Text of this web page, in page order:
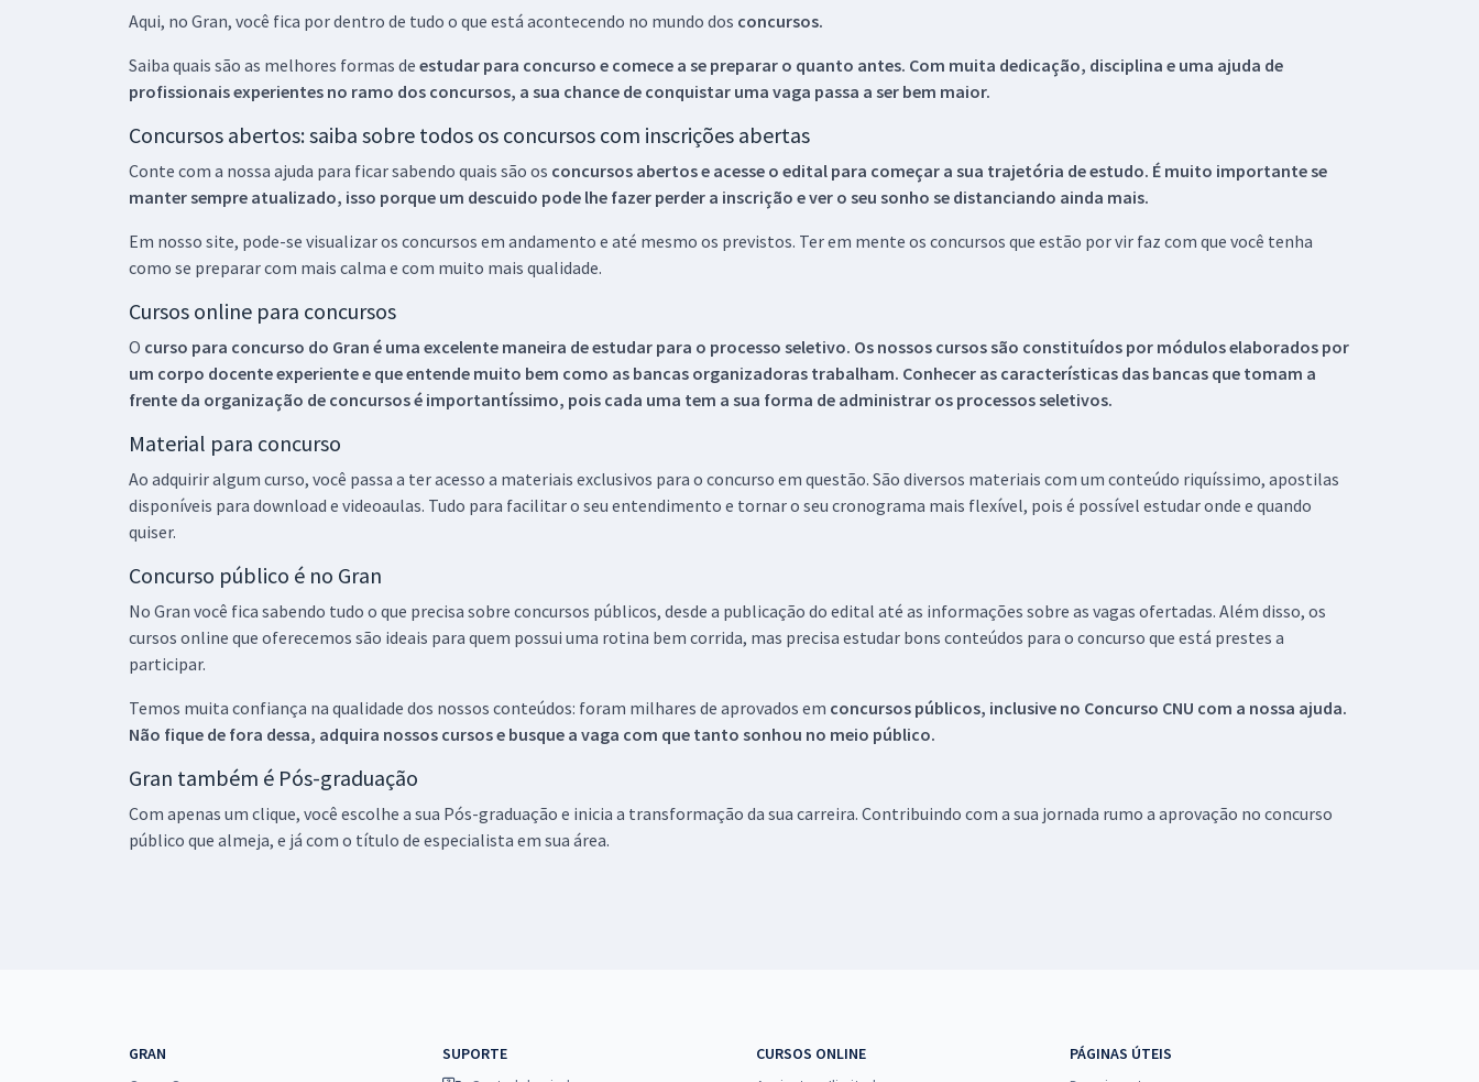
Aqui, no Gran, você fica por dentro de tudo o que está acontecendo no mundo dos concursos.
Saiba quais são as melhores formas de estudar para concurso e comece a se preparar o quanto antes. Com muita dedicação, disciplina e uma ajuda de
profissionais experientes no ramo dos concursos, a sua chance de conquistar uma vaga passa a ser bem maior.
Concursos abertos: saiba sobre todos os concursos com inscrições abertas
Conte com a nossa ajuda para ficar sabendo quais são os concursos abertos e acesse o edital para começar a sua trajetória de estudo. É muito importante se
manter sempre atualizado, isso porque um descuido pode lhe fazer perder a inscrição e ver o seu sonho se distanciando ainda mais.
Em nosso site, pode-se visualizar os concursos em andamento e até mesmo os previstos. Ter em mente os concursos que estão por vir faz com que você tenha
como se preparar com mais calma e com muito mais qualidade.
Cursos online para concursos
O curso para concurso do Gran é uma excelente maneira de estudar para o processo seletivo. Os nossos cursos são constituídos por módulos elaborados por
um corpo docente experiente e que entende muito bem como as bancas organizadoras trabalham. Conhecer as características das bancas que tomam a
frente da organização de concursos é importantíssimo, pois cada uma tem a sua forma de administrar os processos seletivos.
Material para concurso
Ao adquirir algum curso, você passa a ter acesso a materiais exclusivos para o concurso em questão. São diversos materiais com um conteúdo riquíssimo, apostilas
disponíveis para download e videoaulas. Tudo para facilitar o seu entendimento e tornar o seu cronograma mais flexível, pois é possível estudar onde e quando
quiser.
Concurso público é no Gran
No Gran você fica sabendo tudo o que precisa sobre concursos públicos, desde a publicação do edital até as informações sobre as vagas ofertadas. Além disso, os
cursos online que oferecemos são ideais para quem possui uma rotina bem corrida, mas precisa estudar bons conteúdos para o concurso que está prestes a
participar.
Temos muita confiança na qualidade dos nossos conteúdos: foram milhares de aprovados em concursos públicos, inclusive no Concurso CNU com a nossa ajuda.
Não fique de fora dessa, adquira nossos cursos e busque a vaga com que tanto sonhou no meio público.
Gran também é Pós-graduação
Com apenas um clique, você escolhe a sua Pós-graduação e inicia a transformação da sua carreira. Contribuindo com a sua jornada rumo a aprovação no concurso
público que almeja, e já com o título de especialista em sua área.
GRAN
SUPORTE
CURSOS ONLINE
PÁGINAS ÚTEIS